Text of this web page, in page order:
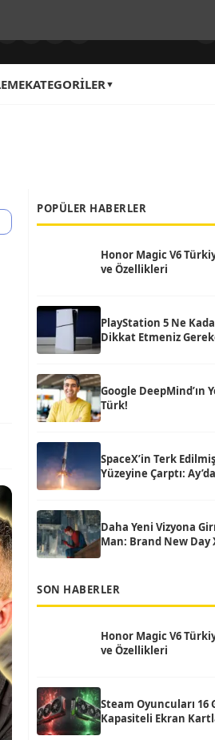
KATEGORILER
POPÜLER HABERLER
Honor Magic V6
ve Özellikleri
PlayStation 5 Ne
Dikkat Etmeniz
Google DeepMind’ın
Türk!
SpaceX’in Terk
Yüzeyine Çarptı:
Daha Yeni Vizyona
Man: Brand New Day
SON HABERLER
Honor Magic V6
ve Özellikleri
Steam Oyuncuları 16
Kapasiteli Ekran